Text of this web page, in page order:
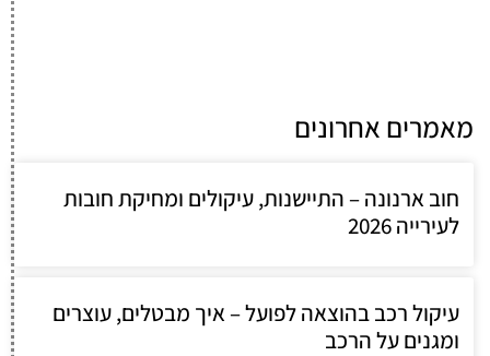
מאמרים אחרונים
חוב ארנונה – התיישנות, עיקולים ומחיקת חובות
לעירייה 2026
עיקול רכב בהוצאה לפועל – איך מבטלים, עוצרים
ומגנים על הרכב